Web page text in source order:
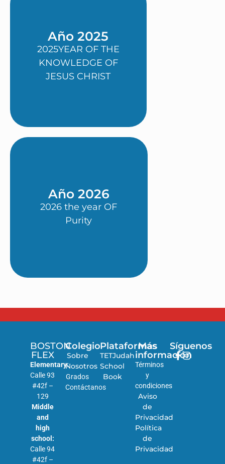
Año 2025
2025YEAR OF THE
KNOWLEDGE OF
JESUS CHRIST
Año 2026
2026 the year OF
Purity
BOSTON
FLEX
Elementary:
Calle 93
#42f –
129
Middle
and
high
school:
Calle 94
#42f –
Colegio
Sobre
Nosotros
Grados
Contáctanos
Plataformas
TETJudah
School
Book
Más
información
Términos
y
condiciones
Aviso
de
Privacidad
Política
de
Privacidad
Síguenos